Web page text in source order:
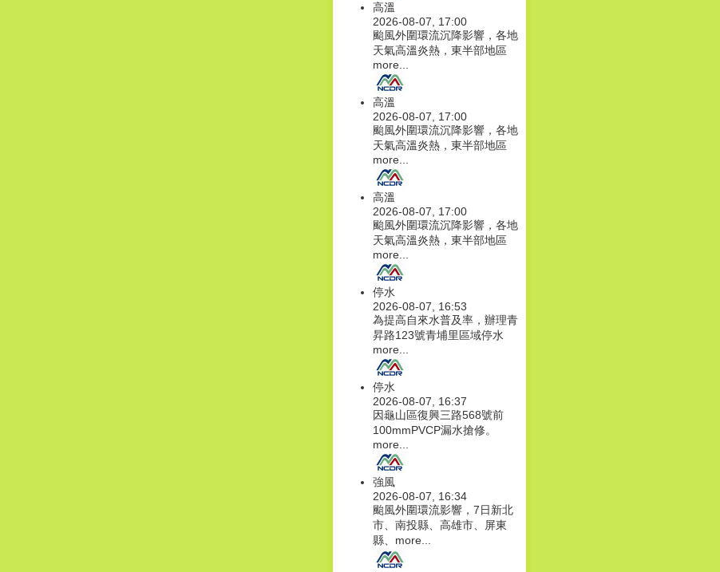
高溫
2026-08-07, 17:00
颱風外圍環流沉降影響，各地
天氣高溫炎熱，東半部地區
more...
高溫
2026-08-07, 17:00
颱風外圍環流沉降影響，各地
天氣高溫炎熱，東半部地區
more...
高溫
2026-08-07, 17:00
颱風外圍環流沉降影響，各地
天氣高溫炎熱，東半部地區
more...
停水
2026-08-07, 16:53
為提高自來水普及率，辦理青
昇路123號青埔里區域停水
more...
停水
2026-08-07, 16:37
因龜山區復興三路568號前
100mmPVCP漏水搶修。
more...
強風
2026-08-07, 16:34
颱風外圍環流影響，7日新北
市、南投縣、高雄市、屏東
縣、 more...